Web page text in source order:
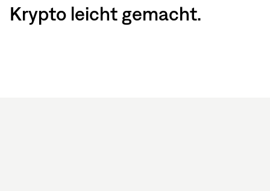
Krypto leicht gemacht.